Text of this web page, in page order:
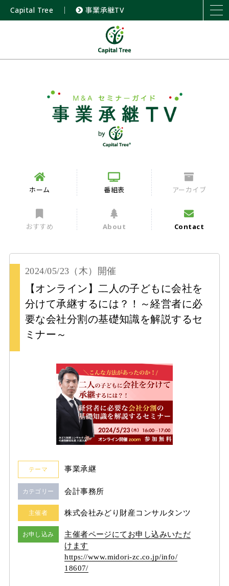
Capital Tree ｜ 事業承継TV
ホーム 番組表 アーカイブ
おすすめ About Contact
2024/05/23 （木） 開催
【オンライン】二人の子どもに会社を
分けて承継するには？！～経営者に必
要な会社分割の基礎知識を解説するセ
ミナー～
カテゴリー 会計事務所
テーマ 事業承継
主催者 株式会社みどり財産コンサルタンツ
お申し込み
主催者ページにてお申し込みいただ
けます
https://www.midori-zc.co.jp/info/
18607/